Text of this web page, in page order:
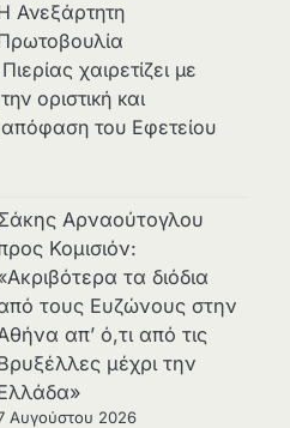
Ανεξάρτητη
χαιρετίζει με
οριστική και
απόφαση του Εφετείου
Αρναούτογλου
Κομισιόν:
τα διόδια
τους Ευζώνους στην
απ’ ό,τι από τις
μέχρι την
Αυγούστου 2026